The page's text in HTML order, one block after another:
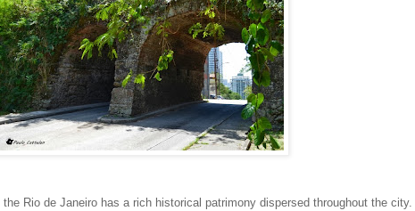
Rio de Janeiro has a rich historical patrimony dispersed throughout the city.